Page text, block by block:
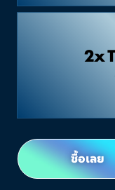
2x
ซื้อเลย